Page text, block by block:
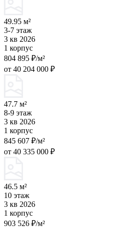
49.95 м²
3-7 этаж
3 кв 2026
1 корпус
804 895 ₽/м²
от 40 204 000 ₽
47.7 м²
8-9 этаж
3 кв 2026
1 корпус
845 607 ₽/м²
от 40 335 000 ₽
46.5 м²
10 этаж
3 кв 2026
1 корпус
903 526 ₽/м²